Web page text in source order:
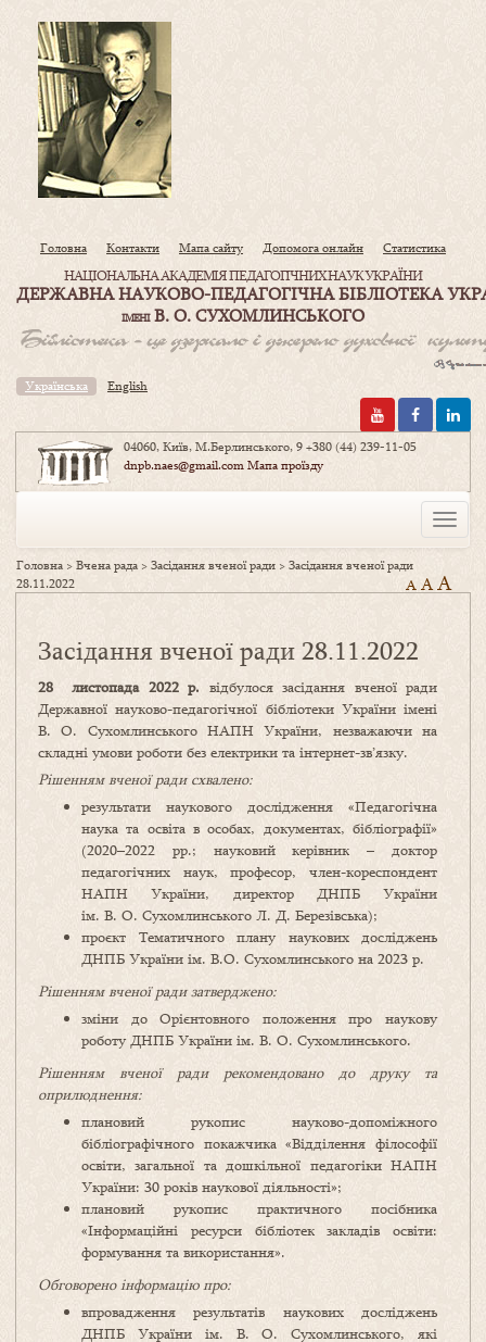
Головна Контакти Мапа сайту Допомога онлайн Статистика
НАЦІОНАЛЬНА АКАДЕМІЯ ПЕДАГОГІЧНИХ НАУК УКРАЇНИ
ДЕРЖАВНА НАУКОВО-ПЕДАГОГІЧНА БІБЛІОТЕКА
ІМЕНІВ. О. СУХОМЛИНСЬКОГО
Українська English
04060, Київ, М.Берлинського, 9+380 (44) 239-11-05
dnpb.naes@gmail.comМапа проїзду
Toggle
Головна >Вчена рада >Засідання вченої ради >Засідання вченої ради
28.11.2022
A AA
Засідання вченої ради 28.11.2022
28 листопада 2022 р. відбулося засідання вченої ради
Державної науково-педагогічної бібліотеки України імені
В. О. Сухомлинського НАПН України, незважаючи на
складні умови роботи без електрики та інтернет-зв’язку.
Рішенням вченої ради схвалено:
результати наукового дослідження «Педагогічна
наука та освіта в особах, документах, бібліографії»
(2020–2022 рр.; науковий керівник – доктор
педагогічних наук, професор, член-кореспондент
НАПН України, директор ДНПБ України
ім. В. О. Сухомлинського Л. Д. Березівська);
проєкт Тематичного плану наукових досліджень
ДНПБ України ім. В.О. Сухомлинського на 2023 р.
Рішенням вченої ради затверджено:
зміни до Орієнтовного положення про наукову
роботу ДНПБ України ім. В. О. Сухомлинського.
Рішенням вченої ради рекомендовано до друку та
оприлюднення:
плановий рукопис науково-допоміжного
бібліографічного покажчика «Відділення філософії
освіти, загальної та дошкільної педагогіки НАПН
України: 30 років наукової діяльності»;
плановий рукопис практичного посібника
«Інформаційні ресурси бібліотек закладів освіти:
формування та використання».
Обговорено інформацію про:
впровадження результатів наукових досліджень
ДНПБ України ім. В. О. Сухомлинського, які